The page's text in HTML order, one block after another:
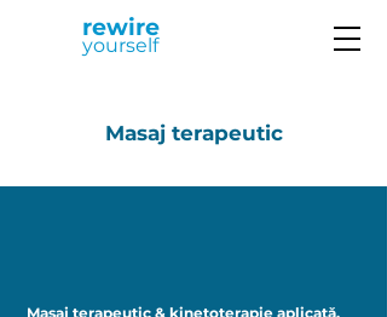
yourself
rewire
Masaj terapeutic
Masaj terapeutic & kinetoterapie aplicată,